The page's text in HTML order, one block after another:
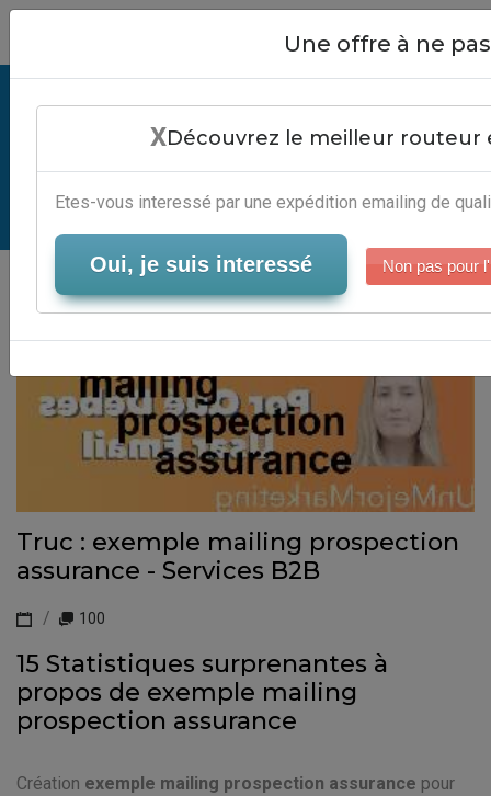
Exemple Mailing Prospection
Assurance - Logiciel Email
Marketing
Serveur-Emailing
Truc : exemple mailing prospection
assurance - Services B2B
100
15 Statistiques surprenantes à
propos de exemple mailing
prospection assurance
Création exemple mailing prospection assurance pour
Close
Une offre à ne
XDécouvrez le meilleur routeur
Etes-vous interessé par une expédition emailing de
Oui, je suis interessé Non pas pour